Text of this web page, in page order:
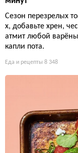
Сезон перезрелых
х, добавьте хрен,
атмит любой
капли пота.
Еда и рецепты 8 348